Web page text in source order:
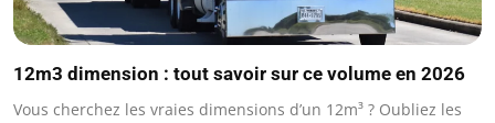
12m3 dimension : tout savoir sur ce volume en 2026
Vous cherchez les vraies dimensions d’un 12m³ ? Oubliez les